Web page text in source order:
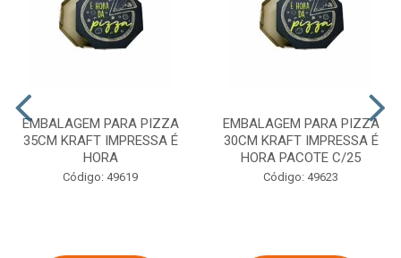
EMBALAGEM PARA PIZZA
35CM KRAFT IMPRESSA É
HORA
Código: 49619
EMBALAGEM PARA PIZZA
30CM KRAFT IMPRESSA É
HORA PACOTE C/25
Código: 49623